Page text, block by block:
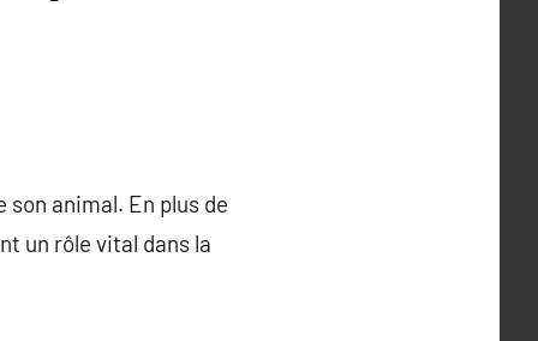
animal. En plus de
un rôle vital dans la